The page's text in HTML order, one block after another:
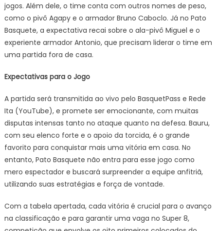
jogos. Além dele, o time conta com outros nomes de peso,
como o pivô Agapy e o armador Bruno Caboclo. Já no Pato
Basquete, a expectativa recai sobre o ala-pivô Miguel e o
experiente armador Antonio, que precisam liderar o time em
uma partida fora de casa.
Expectativas para o Jogo
A partida será transmitida ao vivo pelo BasquetPass e Rede
Ita (YouTube), e promete ser emocionante, com muitas
disputas intensas tanto no ataque quanto na defesa. Bauru,
com seu elenco forte e o apoio da torcida, é o grande
favorito para conquistar mais uma vitória em casa. No
entanto, Pato Basquete não entra para esse jogo como
mero espectador e buscará surpreender a equipe anfitriã,
utilizando suas estratégias e força de vontade.
Com a tabela apertada, cada vitória é crucial para o avanço
na classificação e para garantir uma vaga no Super 8,